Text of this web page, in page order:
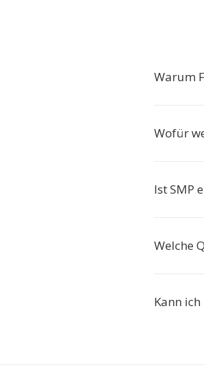
Warum
Wofür
Ist SMP
Welche
Kann